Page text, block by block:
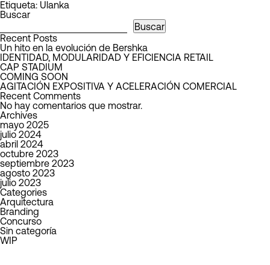
Etiqueta: Ulanka
Buscar
Buscar
Recent Posts
Un hito en la evolución de Bershka
IDENTIDAD, MODULARIDAD Y EFICIENCIA RETAIL
CAP STADIUM
COMING SOON
AGITACIÓN EXPOSITIVA Y ACELERACIÓN COMERCIAL
Recent Comments
No hay comentarios que mostrar.
Archives
mayo 2025
julio 2024
abril 2024
octubre 2023
septiembre 2023
agosto 2023
julio 2023
Categories
Arquitectura
Branding
Concurso
Sin categoría
WIP